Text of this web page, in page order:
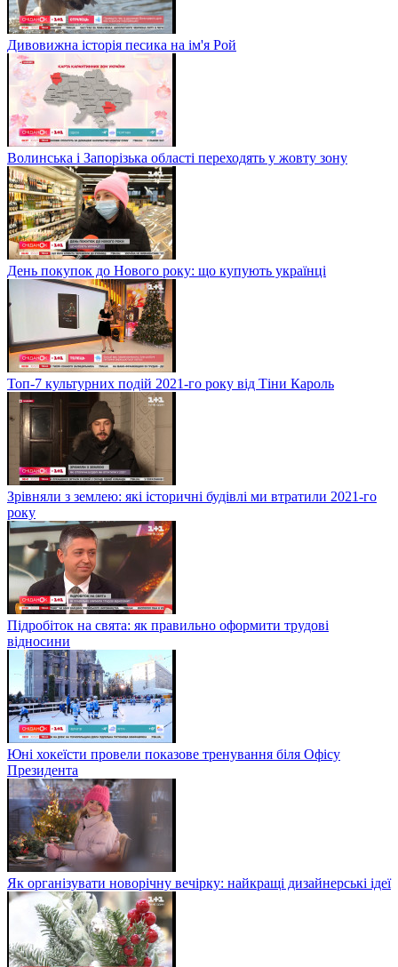
Дивовижна історія песика на ім'я Рой
Волинська і Запорізька області переходять у жовту зону
День покупок до Нового року: що купують українці
Топ-7 культурних подій 2021-го року від Тіни Кароль
Зрівняли з землею: які історичні будівлі ми втратили 2021-го
року
Підробіток на свята: як правильно оформити трудові
відносини
Юні хокеїсти провели показове тренування біля Офісу
Президента
Як організувати новорічну вечірку: найкращі дизайнерські ідеї